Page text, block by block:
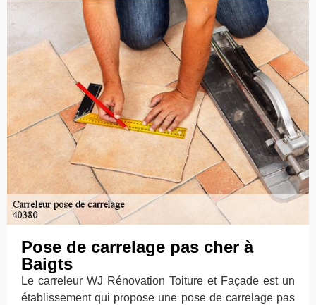
Pose de carrelage pas cher à
Baigts
Le carreleur WJ Rénovation Toiture et Façade est un
établissement qui propose une pose de carrelage pas